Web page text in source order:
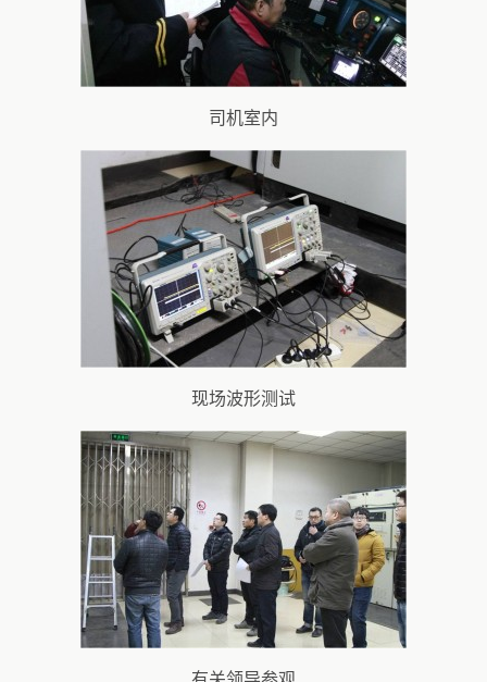
司机室内
现场波形测试